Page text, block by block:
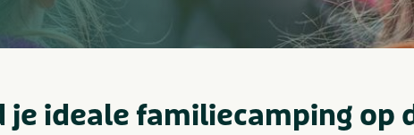
je ideale familiecamping op